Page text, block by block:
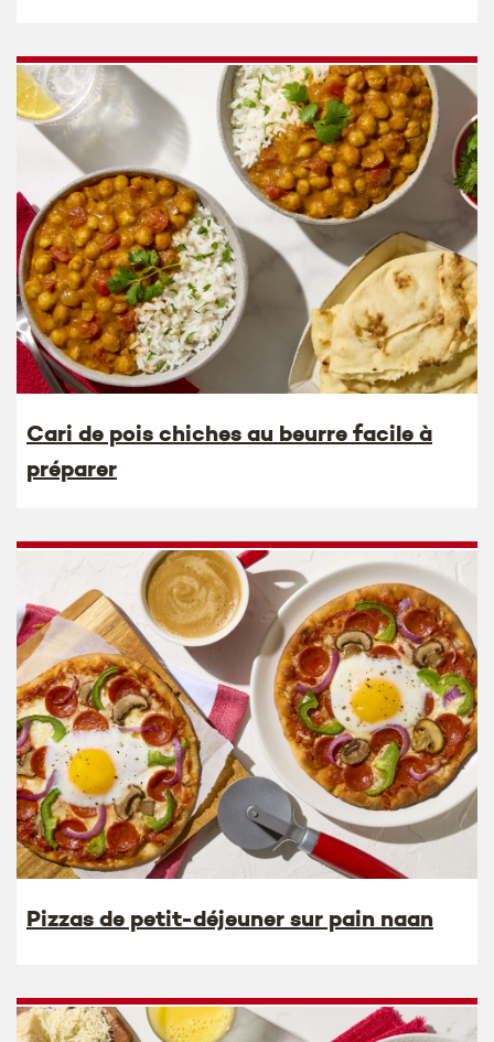
Cari de pois chiches au beurre facile à
préparer
Pizzas de petit-déjeuner sur pain naan